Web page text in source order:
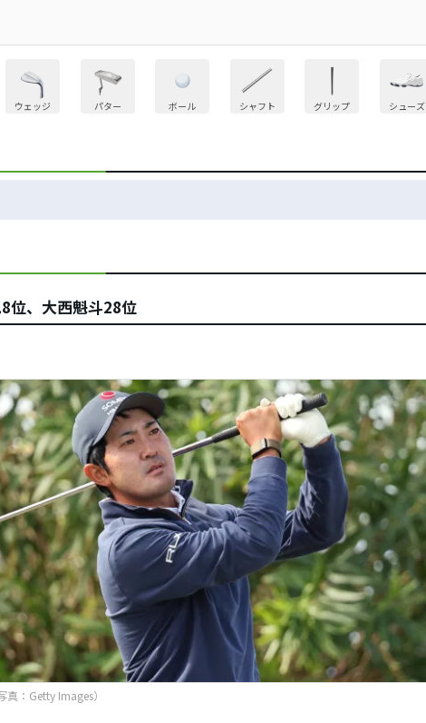
ウェッジ パター ボール シャフト グリップ シューズ
位、大西魁斗28位
：Getty Images）